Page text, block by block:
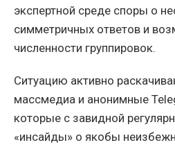
экспертной среде споры о
симметричных ответов и
численности группировок.
Ситуацию активно
массмедиа и анонимные
которые с завидной
«инсайды» о якобы